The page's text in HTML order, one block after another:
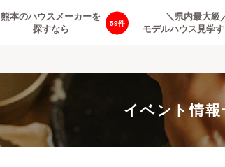
59
熊本のハウスメーカーを
探すなら
＼県内最大級
モデルハウス見学
イベント情報